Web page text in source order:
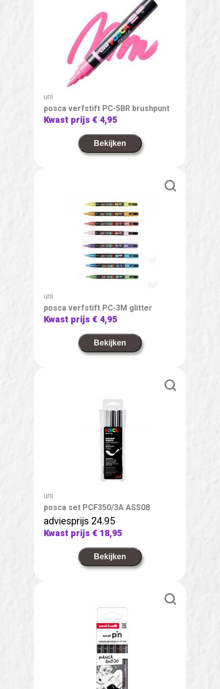
uni
posca verfstift PC-5BR brushpunt
Kwast prijs€ 4,95
Bekijken
uni
posca verfstift PC-3M glitter
Kwast prijs€ 4,95
Bekijken
uni
posca set PCF350/3A ASS08
adviesprijs 24.95
Kwast prijs€ 18,95
Bekijken